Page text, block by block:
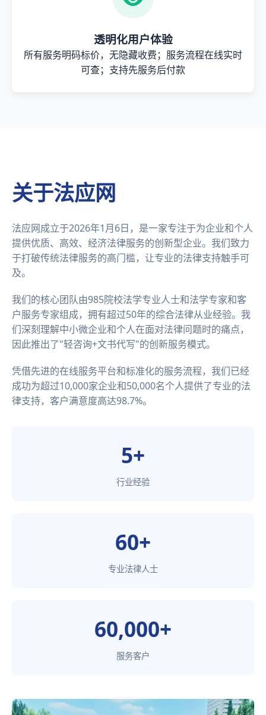
透明化用户体验
所有服务明码标价，无隐藏收费；服务流程在线实时
可查；支持先服务后付款
关于法应网
法应网成立于2026年1月6日，是一家专注于为企业和个人
提供优质、高效、经济法律服务的创新型企业。我们致力
于打破传统法律服务的高门槛，让专业的法律支持触手可
及。
我们的核心团队由985院校法学专业人士和法学专家和客
户服务专家组成，拥有超过50年的综合法律从业经验。我
们深刻理解中小微企业和个人在面对法律问题时的痛点，
因此推出了"轻咨询+文书代写"的创新服务模式。
凭借先进的在线服务平台和标准化的服务流程，我们已经
成功为超过10,000家企业和50,000名个人提供了专业的法
律支持，客户满意度高达98.7%。
5+
行业经验
60+
专业法律人士
60,000+
服务客户